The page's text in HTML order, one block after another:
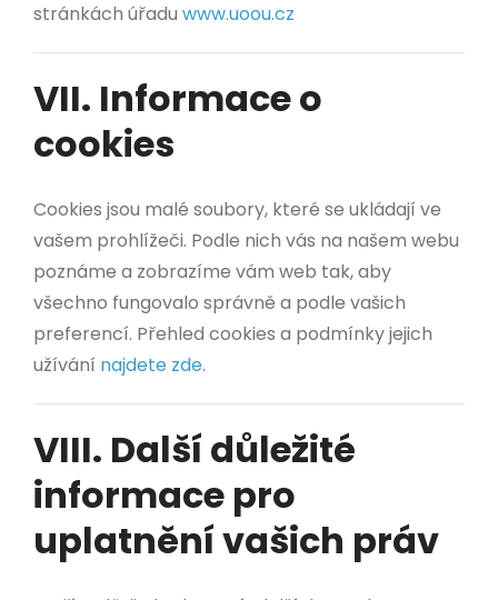
stránkách úřadu www.uoou.cz
VII. Informace o
cookies
Cookies jsou malé soubory, které se ukládají ve
vašem prohlížeči. Podle nich vás na našem webu
poznáme a zobrazíme vám web tak, aby
všechno fungovalo správně a podle vašich
preferencí. Přehled cookies a podmínky jejich
užívání najdete zde.
VIII. Další důležité
informace pro
uplatnění vašich práv